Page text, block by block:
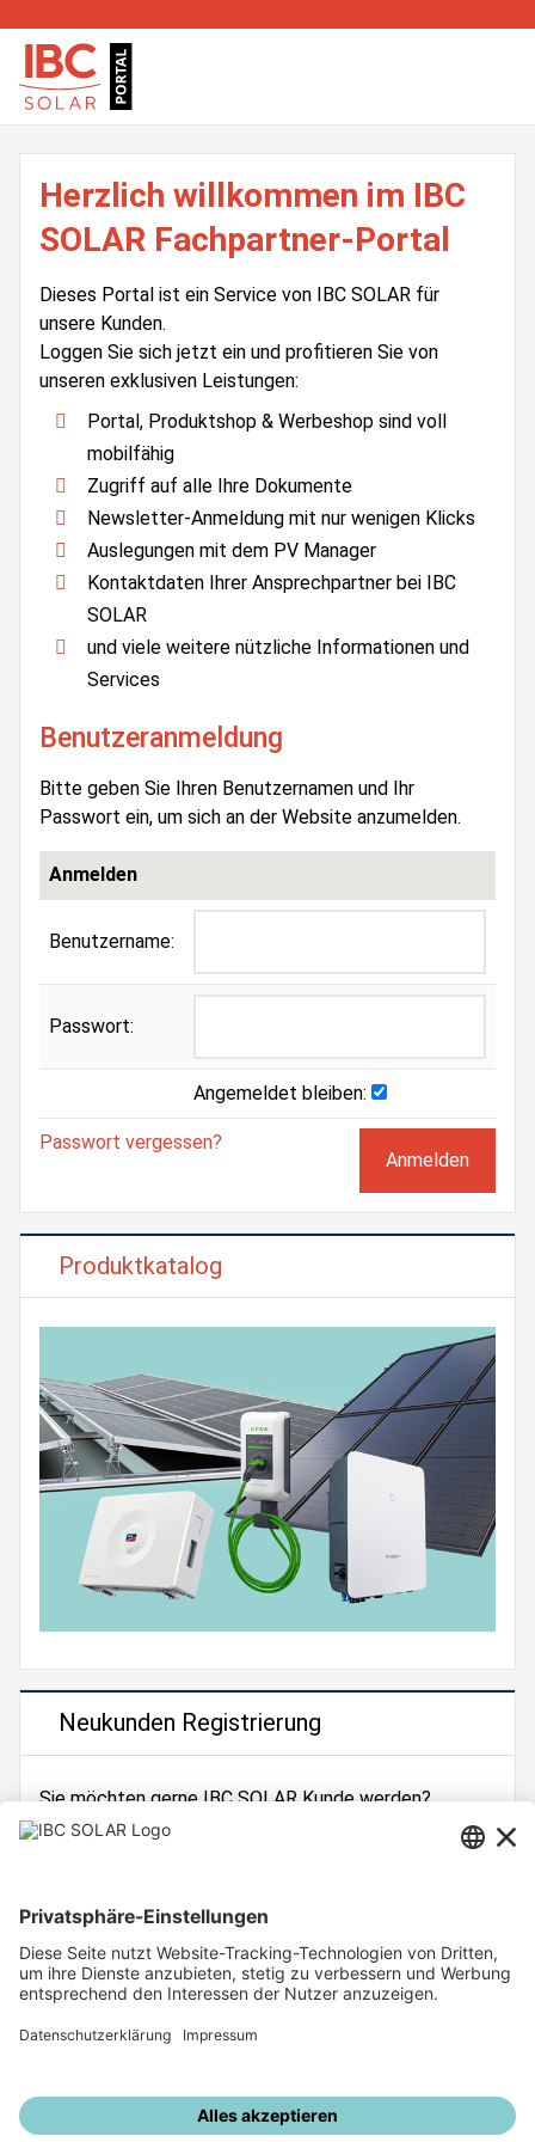
Herzlich willkommen im IBC
SOLAR Fachpartner-Portal
Dieses Portal ist ein Service von IBC SOLAR für
unsere Kunden.
Loggen Sie sich jetzt ein und profitieren Sie von
unseren exklusiven Leistungen:
Portal, Produktshop & Werbeshop sind voll
mobilfähig
Zugriff auf alle Ihre Dokumente
Newsletter-Anmeldung mit nur wenigen Klicks
Auslegungen mit dem PV Manager
Kontaktdaten Ihrer Ansprechpartner bei IBC
SOLAR
und viele weitere nützliche Informationen und
Services
Benutzeranmeldung
Bitte geben Sie Ihren Benutzernamen und Ihr
Passwort ein, um sich an der Website anzumelden.
Anmelden
Benutzername:
Passwort:
Angemeldet bleiben:
Passwort vergessen?
Produktkatalog
Neukunden Registrierung
Sie möchten gerne IBC SOLAR Kunde werden?
Dann registrieren Sie sich jetzt!
Unsere weiteren Angebote
IBC SOLAR Webseite